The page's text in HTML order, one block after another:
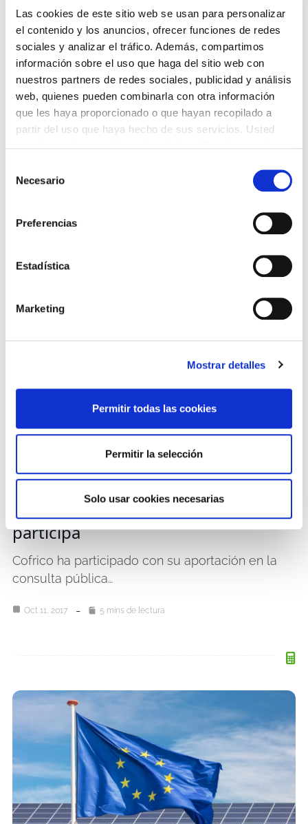
Las cookies de este sitio web se usan para personalizar
el contenido y los anuncios, ofrecer funciones de redes
sociales y analizar el tráfico. Además, compartimos
información sobre el uso que haga del sitio web con
nuestros partners de redes sociales, publicidad y análisis
web, quienes pueden combinarla con otra información
que les haya proporcionado o que hayan recopilado a
partir del uso que haya hecho de sus servicios. Usted
Necesario
Preferencias
Estadística
Marketing
Mostrar detalles
Permitir todas las cookies
Permitir la selección
Solo usar cookies necesarias
Noticias corporativas
Innovacion Innova Peme. El
Conselleiro de Industria visita la
sede de Cofrico
realizando en…
Normativa y leyes
Ley de Cambio Climatico y
Transicion Energetica: Cofrico
participa
Cofrico ha participado con su aportación en la
consulta pública…
Oct 11, 2017 5 mins de lectura